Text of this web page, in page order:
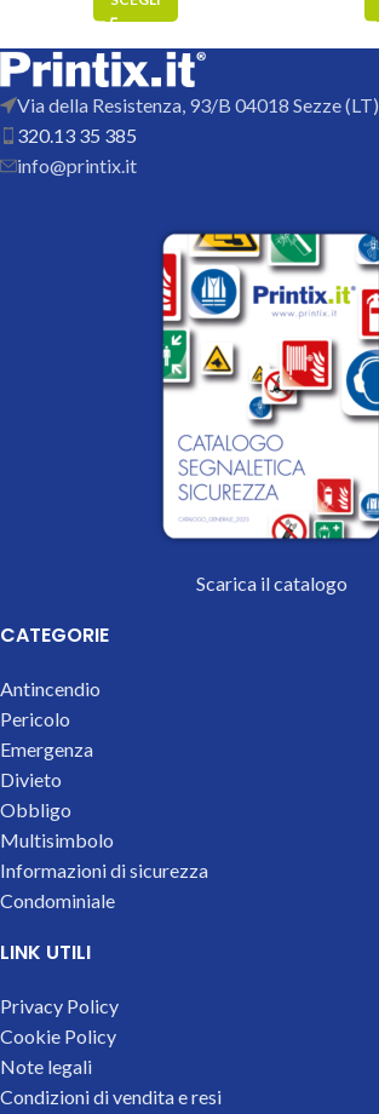
Via della Resistenza, 93/B 04018 Sezze (LT)
320.13 35 385
info@printix.it
Scarica il catalogo
CATEGORIE
Antincendio
Pericolo
Emergenza
Divieto
Obbligo
Multisimbolo
Informazioni di sicurezza
Condominiale
LINK UTILI
Privacy Policy
Cookie Policy
Note legali
Condizioni di vendita e resi